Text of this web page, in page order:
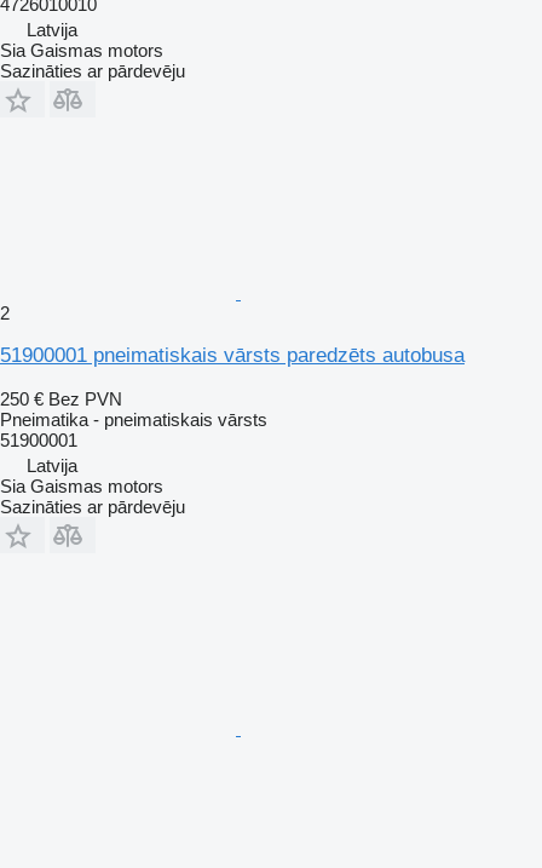
Latvija
Sia Gaismas motors
Sazināties ar pārdevēju
2
51900001 pneimatiskais vārsts paredzēts autobusa
250 € Bez PVN
Pneimatika - pneimatiskais vārsts
51900001
Latvija
Sia Gaismas motors
Sazināties ar pārdevēju